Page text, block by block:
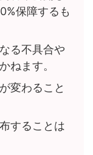
保障するも
る不具合や
ねます。
変わること
することは